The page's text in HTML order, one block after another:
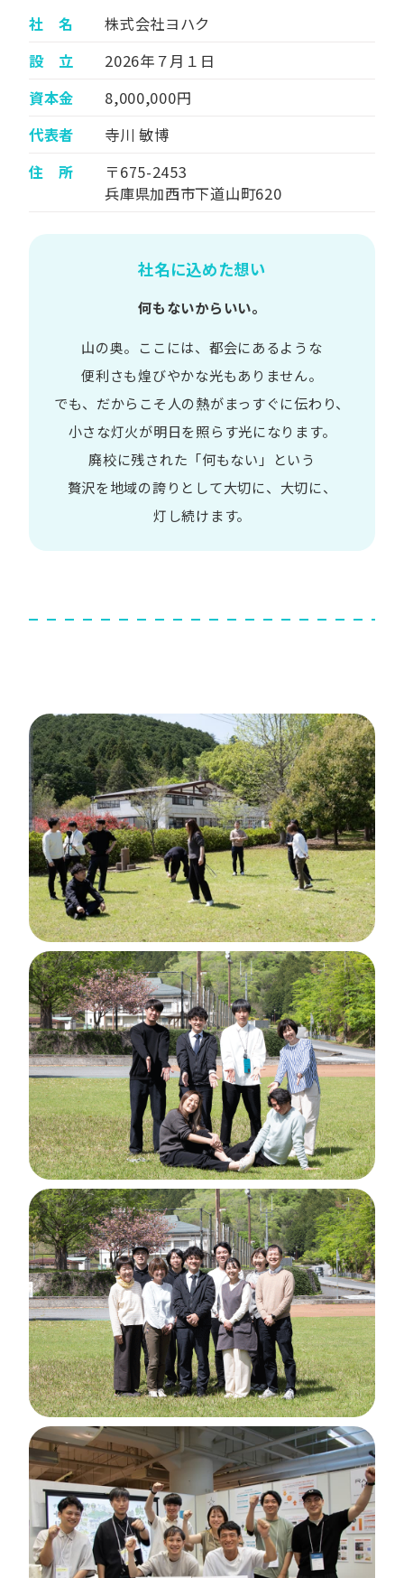
社 名
株式会社ヨハク
設 立
2026年７月１日
資本金
8,000,000円
代表者
寺川 敏博
住 所
〒675-2453
兵庫県加西市下道山町620
社名に込めた想い
何もないからいい。
山の​奥。​ここには、​都会に​あるような​
便利さも煌びやかな​光も​ありません。​
でも、​だから​こそ 人の​熱が​まっすぐに​伝わり、
小さな​灯火が​明日を​照らす光に​なります。
廃校に​残された​「何も​ない」と​いう​
贅沢を地域の​誇りと​して大切に、​大切に、​
灯し続けます。​